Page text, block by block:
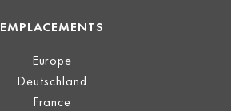
EMPLACEMENTS
Europe
Deutschland
France